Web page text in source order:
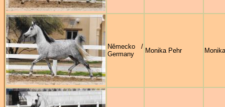
Německo /
Germany
Monika Pehr